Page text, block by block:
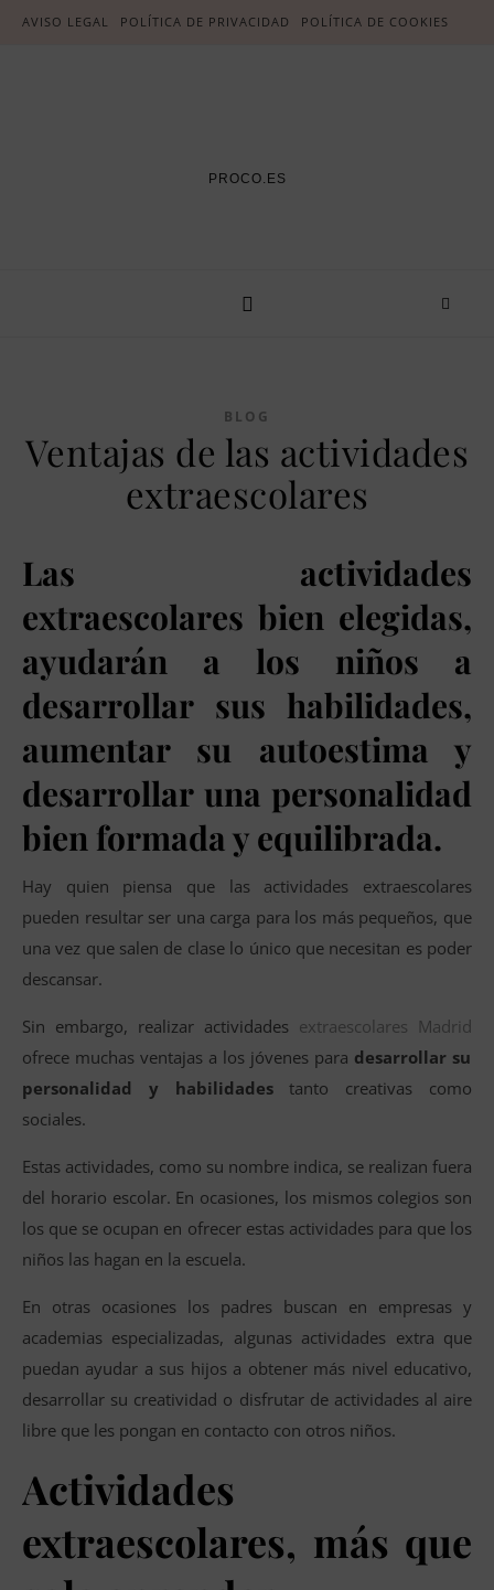
AVISO LEGAL POLÍTICA DE PRIVACIDAD POLÍTICA DE COOKIES
PROCO.ES
BLOG
Ventajas de las actividades
extraescolares
Las actividades
extraescolares bien elegidas,
ayudarán a los niños a
desarrollar sus habilidades,
aumentar su autoestima y
desarrollar una personalidad
bien formada y equilibrada.
Hay quien piensa que las actividades extraescolares
pueden resultar ser una carga para los más pequeños, que
una vez que salen de clase lo único que necesitan es poder
descansar.
Sin embargo, realizar actividades extraescolares Madrid
ofrece muchas ventajas a los jóvenes para desarrollar su
personalidad y habilidadestanto creativas como
sociales.
Estas actividades, como su nombre indica, se realizan fuera
del horario escolar. En ocasiones, los mismos colegios son
los que se ocupan en ofrecer estas actividades para que los
niños las hagan en la escuela.
En otras ocasiones los padres buscan en empresas y
academias especializadas, algunas actividades extra que
puedan ayudar a sus hijos a obtener más nivel educativo,
desarrollar su creatividad o disfrutar de actividades al aire
libre que les pongan en contacto con otros niños.
Actividades
extraescolares, más que